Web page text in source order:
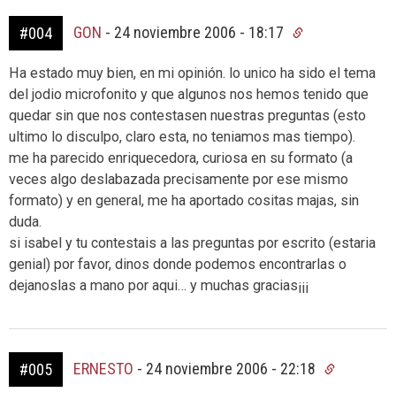
#004 GON - 24 noviembre 2006 - 18:17
Ha estado muy bien, en mi opinión. lo unico ha sido el tema
del jodio microfonito y que algunos nos hemos tenido que
quedar sin que nos contestasen nuestras preguntas (esto
ultimo lo disculpo, claro esta, no teniamos mas tiempo).
me ha parecido enriquecedora, curiosa en su formato (a
veces algo deslabazada precisamente por ese mismo
formato) y en general, me ha aportado cositas majas, sin
duda.
si isabel y tu contestais a las preguntas por escrito (estaria
genial) por favor, dinos donde podemos encontrarlas o
dejanoslas a mano por aqui… y muchas gracias¡¡¡
#005 ERNESTO - 24 noviembre 2006 - 22:18